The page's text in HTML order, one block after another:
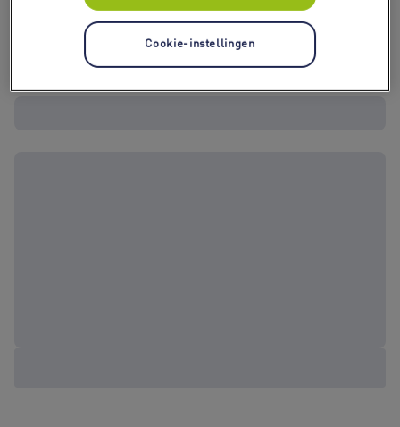
Cookie-instellingen